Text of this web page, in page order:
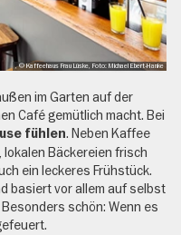
, © Kaffeehaus Frau Lüske, Foto: Michael Ebert-Hanke
im Garten auf der
Café gemütlich macht. Bei
fühlen. Neben Kaffee
lokalen Bäckereien frisch
ein leckeres Frühstück.
basiert vor allem auf selbst
schön: Wenn es